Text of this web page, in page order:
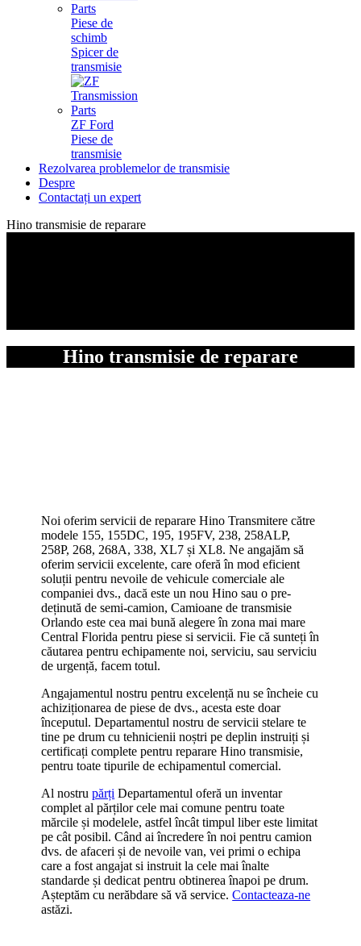
Piese de
schimb
Spicer de
transmisie
ZF Ford
Piese de
transmisie
Rezolvarea problemelor de transmisie
Despre
Contactați un expert
Hino transmisie de reparare
Hino transmisie de reparare
Noi oferim servicii de reparare Hino Transmitere către
modele 155, 155DC, 195, 195FV, 238, 258ALP,
258P, 268, 268A, 338, XL7 și XL8. Ne angajăm să
oferim servicii excelente, care oferă în mod eficient
soluții pentru nevoile de vehicule comerciale ale
companiei dvs., dacă este un nou Hino sau o pre-
deținută de semi-camion, Camioane de transmisie
Orlando este cea mai bună alegere în zona mai mare
Central Florida pentru piese si servicii. Fie că sunteți în
căutarea pentru echipamente noi, serviciu, sau serviciu
de urgență, facem totul.
Angajamentul nostru pentru excelență nu se încheie cu
achiziționarea de piese de dvs., acesta este doar
începutul. Departamentul nostru de servicii stelare te
tine pe drum cu tehnicienii noștri pe deplin instruiți și
certificați complete pentru reparare Hino transmisie,
pentru toate tipurile de echipamentul comercial.
Al nostrupărți Departamentul oferă un inventar
complet al părților cele mai comune pentru toate
mărcile și modelele, astfel încât timpul liber este limitat
pe cât posibil. Când ai încredere în noi pentru camion
dvs. de afaceri și de nevoile van, vei primi o echipa
care a fost angajat si instruit la cele mai înalte
standarde și dedicat pentru obtinerea înapoi pe drum.
Așteptăm cu nerăbdare să vă service.Contacteaza-ne
astăzi.